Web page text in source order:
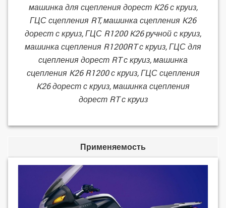
машинка для сцепления дорест K26 с круиз,
ГЦС сцепления RT, машинка сцепления K26
дорест с круиз, ГЦС R1200 K26 ручной с круиз,
машинка сцепления R1200RT с круиз, ГЦС для
сцепления дорест RT с круиз, машинка
сцепления K26 R1200 с круиз, ГЦС сцепления
K26 дорест с круиз, машинка сцепления
дорест RT с круиз
Применяемость